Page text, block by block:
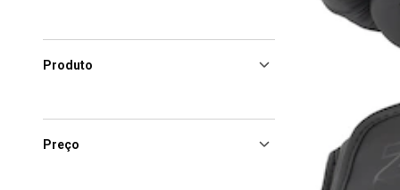
Produto
Preço